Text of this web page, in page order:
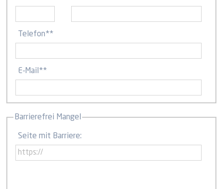
Telefon**
E-Mail **
Barrierefrei Mangel
Seite mit Barriere: